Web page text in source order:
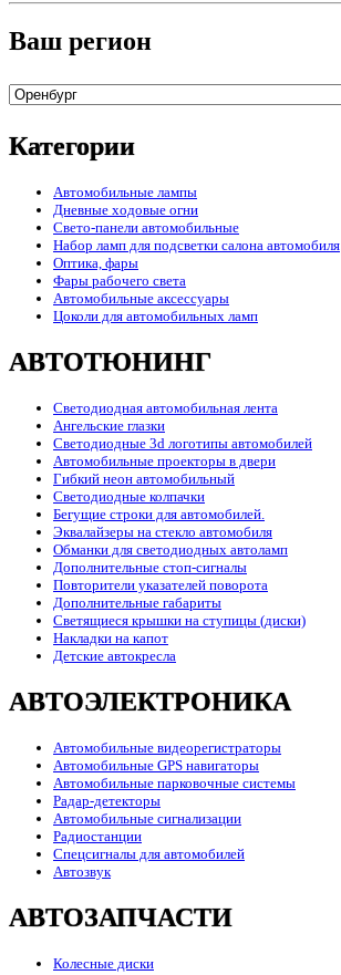
Ваш регион
Категории
Автомобильные лампы
Дневные ходовые огни
Свето-панели автомобильные
Набор ламп для подсветки салона автомобиля
Оптика, фары
Фары рабочего света
Автомобильные аксессуары
Цоколи для автомобильных ламп
АВТОТЮНИНГ
Светодиодная автомобильная лента
Ангельские глазки
Светодиодные 3d логотипы автомобилей
Автомобильные проекторы в двери
Гибкий неон автомобильный
Светодиодные колпачки
Бегущие строки для автомобилей.
Эквалайзеры на стекло автомобиля
Обманки для светодиодных автоламп
Дополнительные стоп-сигналы
Повторители указателей поворота
Дополнительные габариты
Светящиеся крышки на ступицы (диски)
Накладки на капот
Детские автокресла
АВТОЭЛЕКТРОНИКА
Автомобильные видеорегистраторы
Автомобильные GPS навигаторы
Автомобильные парковочные системы
Радар-детекторы
Автомобильные сигнализации
Радиостанции
Спецсигналы для автомобилей
Автозвук
АВТОЗАПЧАСТИ
Колесные диски